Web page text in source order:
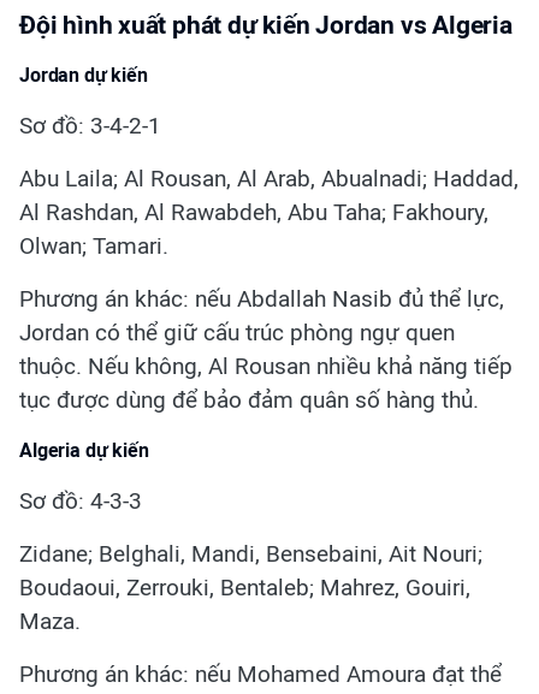
Đội hình xuất phát dự kiến Jordan vs Algeria
Jordan dự kiến
Sơ đồ: 3-4-2-1
Abu Laila; Al Rousan, Al Arab, Abualnadi; Haddad,
Al Rashdan, Al Rawabdeh, Abu Taha; Fakhoury,
Olwan; Tamari.
Phương án khác: nếu Abdallah Nasib đủ thể lực,
Jordan có thể giữ cấu trúc phòng ngự quen
thuộc. Nếu không, Al Rousan nhiều khả năng tiếp
tục được dùng để bảo đảm quân số hàng thủ.
Algeria dự kiến
Sơ đồ: 4-3-3
Zidane; Belghali, Mandi, Bensebaini, Ait Nouri;
Boudaoui, Zerrouki, Bentaleb; Mahrez, Gouiri,
Maza.
Phương án khác: nếu Mohamed Amoura đạt thể